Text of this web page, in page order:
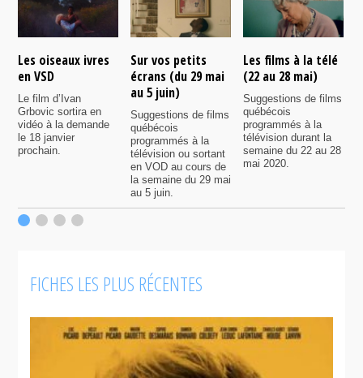
Les oiseaux ivres
en VSD
Le film d’Ivan
Grbovic sortira en
vidéo à la demande
le 18 janvier
prochain.
Sur vos petits
écrans (du 29 mai
au 5 juin)
Suggestions de films
québécois
programmés à la
télévision ou sortant
en VOD au cours de
la semaine du 29 mai
au 5 juin.
Les films à la télé
(22 au 28 mai)
Suggestions de films
québécois
programmés à la
télévision durant la
semaine du 22 au 28
mai 2020.
FICHES LES PLUS RÉCENTES